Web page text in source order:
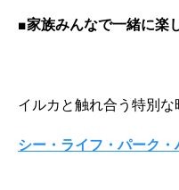
■家族みんなで一緒に楽
イルカと触れ合う特別な
シー・ライフ・パーク・